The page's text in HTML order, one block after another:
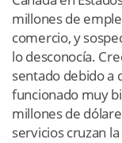
millones de
comercio, y
lo desconocía.
sentado debido a
funcionado muy
millones de
servicios cruzan